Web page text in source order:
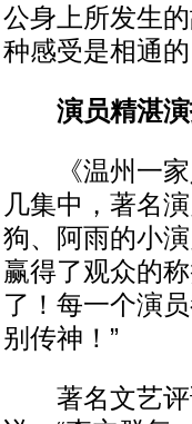
公身上所发生
种感受是相通的
演员精湛演
《温州一家
几集中，著名
狗、阿雨的小
赢得了观众的
了！每一个演
别传神！”
著名文艺评